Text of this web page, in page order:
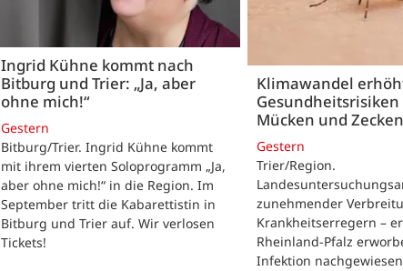
Ingrid Kühne kommt nach
Bitburg und Trier: „Ja, aber
ohne mich!“
Gestern
Bitburg/Trier. Ingrid Kühne kommt
mit ihrem vierten Soloprogramm „Ja,
aber ohne mich!“ in die Region. Im
September tritt die Kabarettistin in
Bitburg und Trier auf. Wir verlosen
Tickets!
Klimawandel
Mücken und Zecken
Gestern
Trier/Region.
zunehmender
Krankheitserregern –
Rheinland-Pfalz
Infektion